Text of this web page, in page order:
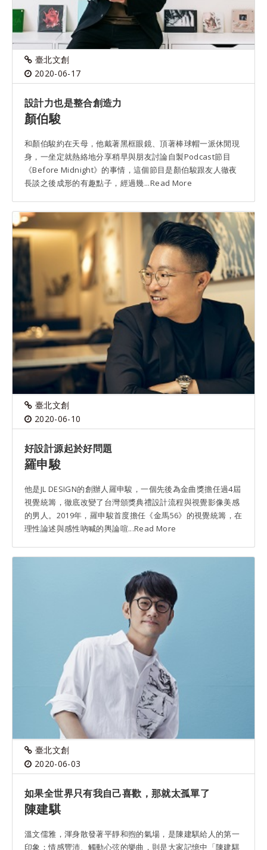
臺北文創
2020-06-17
設計力也是整合創造力
顏伯駿
和顏伯駿約在天母，他戴著黑框眼鏡、頂著棒球帽一派休閒現
身，一坐定就熱絡地分享稍早與朋友討論自製Podcast節目
《Before Midnight》的事情，這個節目是顏伯駿跟友人徹夜
長談之後成形的有趣點子，經過幾...Read More
臺北文創
2020-06-10
好設計源起於好問題
羅申駿
他是JL DESIGN的創辦人羅申駿，一個先後為金曲獎擔任過4屆
視覺統籌，徹底改變了台灣頒獎典禮設計流程與視覺影像美感
的男人。2019年，羅申駿首度擔任《金馬56》的視覺統籌，在
理性論述與感性吶喊的輿論喧...Read More
臺北文創
2020-06-03
如果全世界只有我自己喜歡，那就太孤單了
陳建騏
溫文儒雅，渾身散發著平靜和煦的氣場，是陳建騏給人的第一
印象；情感豐沛、觸動心弦的樂曲，則是大家記憶中「陳建騏